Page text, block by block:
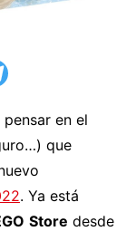
en el
que
. Ya está
Store desde